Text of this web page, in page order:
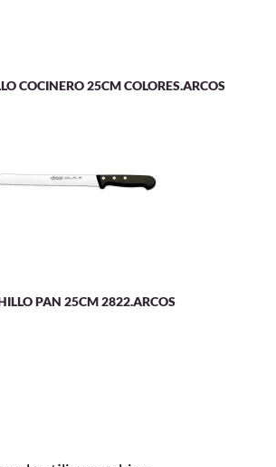
COCINERO 25CM COLORES.ARCOS
PAN 25CM 2822.ARCOS